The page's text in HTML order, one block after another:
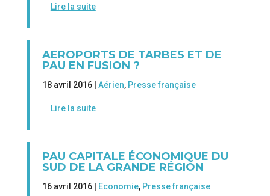
Lire la suite
AEROPORTS DE TARBES ET DE
PAU EN FUSION ?
18 avril 2016 | Aérien, Presse française
Lire la suite
PAU CAPITALE ÉCONOMIQUE DU
SUD DE LA GRANDE RÉGION
16 avril 2016 | Economie, Presse française